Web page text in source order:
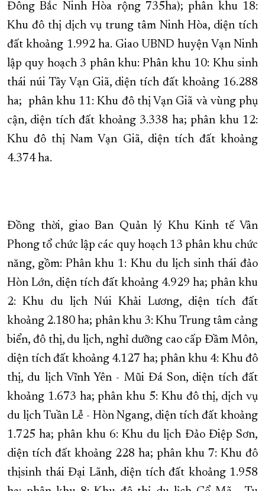
Đông Bắc Ninh Hòa rộng 735ha); phân khu 18:
Khu đô thị dịch vụ trung tâm Ninh Hòa, diện tích
đất khoảng 1.992 ha. Giao UBND huyện Vạn Ninh
lập quy hoạch 3 phân khu: Phân khu 10: Khu sinh
thái núi Tây Vạn Giã, diện tích đất khoảng 16.288
ha; phân khu 11: Khu đô thị Vạn Giã và vùng phụ
cận, diện tích đất khoảng 3.338 ha; phân khu 12:
Khu đô thị Nam Vạn Giã, diện tích đất khoảng
4.374 ha.
Đồng thời, giao Ban Quản lý Khu Kinh tế Vân
Phong tổ chức lập các quy hoạch 13 phân khu chức
năng, gồm: Phân khu 1: Khu du lịch sinh thái đảo
Hòn Lớn, diện tích đất khoảng 4.929 ha; phân khu
2: Khu du lịch Núi Khải Lương, diện tích đất
khoảng 2.180 ha; phân khu 3: Khu Trung tâm cảng
biển, đô thị, du lịch, nghỉ dưỡng cao cấp Đầm Môn,
diện tích đất khoảng 4.127 ha; phân khu 4: Khu đô
thị, du lịch Vĩnh Yên - Mũi Đá Son, diện tích đất
khoảng 1.673 ha; phân khu 5: Khu đô thị, dịch vụ
du lịch Tuần Lễ - Hòn Ngang, diện tích đất khoảng
1.725 ha; phân khu 6: Khu du lịch Đảo Điệp Sơn,
diện tích đất khoảng 228 ha; phân khu 7: Khu đô
thịsinh thái Đại Lãnh, diện tích đất khoảng 1.958